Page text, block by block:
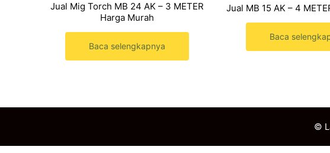
Jual Mig Torch MB 24 AK – 3 METER
Harga Murah
Baca selengkapnya
Jual MB 15 AK – 4
Baca
©